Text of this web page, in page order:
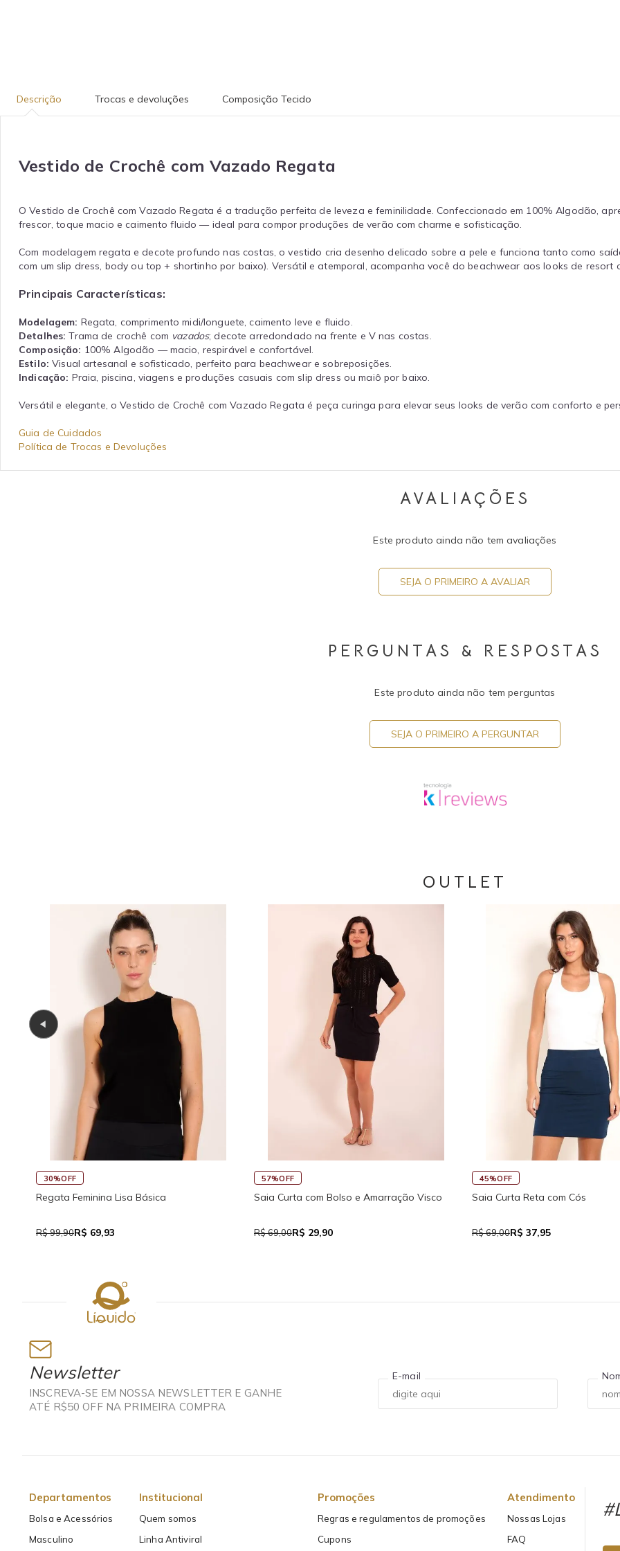
Descrição Trocas e devoluções Composição Tecido
Vestido de Crochê com Vazado Regata
O Vestido de Crochê com Vazado Regata é a tradução perfeita de leveza e feminilidade. Confeccionado em 100% Algodão,
frescor, toque macio e caimento fluido — ideal para compor produções de verão com charme e sofisticação.
Com modelagem regata e decote profundo nas costas, o vestido cria desenho delicado sobre a pele e funciona tanto como
com um slip dress, body ou top + shortinho por baixo). Versátil e atemporal, acompanha você do beachwear aos looks de resort
Principais Características:
Modelagem: Regata, comprimento midi/longuete, caimento leve e fluido.
Detalhes: Trama de crochê com vazados; decote arredondado na frente e V nas costas.
Composição: 100% Algodão — macio, respirável e confortável.
Estilo: Visual artesanal e sofisticado, perfeito para beachwear e sobreposições.
Indicação: Praia, piscina, viagens e produções casuais com slip dress ou maiô por baixo.
Versátil e elegante, o Vestido de Crochê com Vazado Regata é peça curinga para elevar seus looks de verão com conforto e
Guia de Cuidados
Política de Trocas e Devoluções
AVALIAÇÕES
Este produto ainda não tem avaliações
SEJA O PRIMEIRO A AVALIAR
PERGUNTAS & RESPOSTAS
Este produto ainda não tem perguntas
SEJA O PRIMEIRO A PERGUNTAR
OUTLET
30%OFF
Regata Feminina Lisa Básica
R$ 99,90R$ 69,93
57%OFF
Saia Curta com Bolso e Amarração Visco
R$ 69,00R$ 29,90
45%OFF
Saia Curta Reta com Cós
R$ 69,00R$ 37,95
Newsletter
INSCREVA-SE EM NOSSA NEWSLETTER E GANHE
ATÉ R$50 OFF NA PRIMEIRA COMPRA
E-mail
Departamentos
Bolsa e Acessórios
Masculino
Institucional
Quem somos
Linha Antiviral
Promoções
Regras e regulamentos de promoções
Cupons
Atendimento
Nossas Lojas
FAQ